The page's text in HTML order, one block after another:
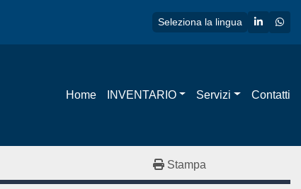
Seleziona la lingua linkedin
Home INVENTARIO Servizi Contatti
Stampa